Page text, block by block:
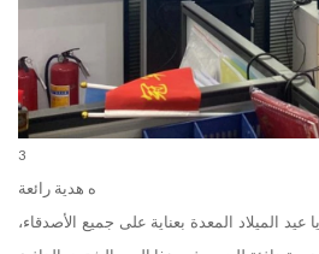
3
ه هدية رائعة
عيد الميلاد المعدة بعناية على جميع الأصدقاء،